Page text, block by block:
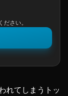
さい。
れてしまうトッ